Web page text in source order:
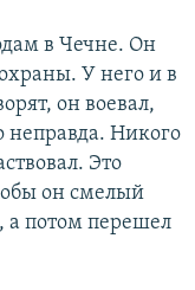
в Чечне. Он
У него и в
он воевал,
неправда. Никого
Это
он смелый
а потом перешел